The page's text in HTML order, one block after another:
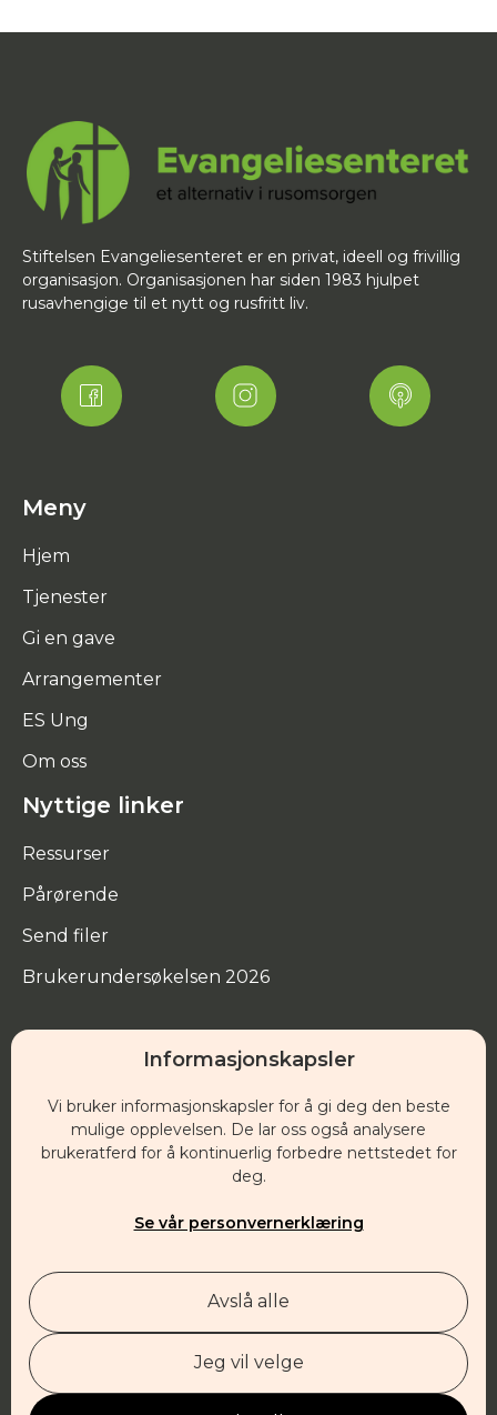
Informasjonskapsler
Vi bruker informasjonskapsler for å gi deg den beste
mulige opplevelsen. De lar oss også analysere
brukeratferd for å kontinuerlig forbedre nettstedet for
deg.
Se vår personvernerklæring
Avslå alle
Jeg vil velge
Stiftelsen Evangeliesenteret er en privat, ideell og frivillig
organisasjon. Organisasjonen har siden 1983 hjulpet
rusavhengige til et nytt og rusfritt liv.
Meny
Hjem
Tjenester
Gi en gave
Arrangementer
ES Ung
Om oss
Nyttige linker
Ressurser
Pårørende
Send filer
Brukerundersøkelsen 2026
Hovedkontor
Besøksadresse:
Klostergata 29
post@evangeliesenteret.no
21 00 49 00
Org.nr.: 951 675 318
Sponsor